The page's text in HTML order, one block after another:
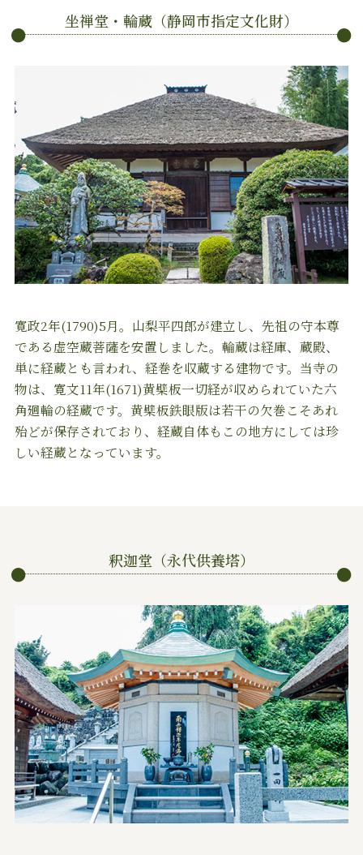
坐禅堂・輪蔵（静岡市指定文化財）
寛政2年(1790)5月。山梨平四郎が建立し、先祖の守本尊
である虚空蔵菩薩を安置しました。輪蔵は経庫、蔵殿、
単に経蔵とも言われ、経巻を収蔵する建物です。当寺の
物は、寛文11年(1671)黄檗板一切経が収められていた六
角廻輪の経蔵です。黄檗板鉄眼版は若干の欠巻こそあれ
殆どが保存されており、経蔵自体もこの地方にしては珍
しい経蔵となっています。
釈迦堂（永代供養塔）